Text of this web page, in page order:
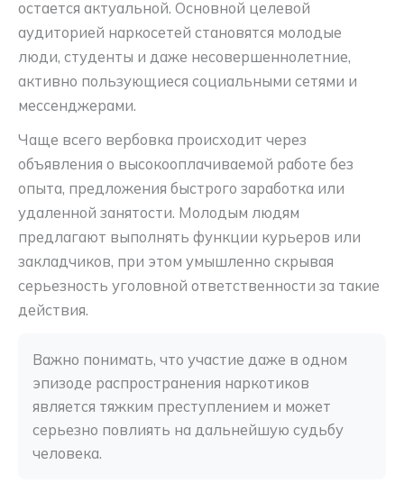
остается актуальной. Основной целевой
аудиторией наркосетей становятся молодые
люди, студенты и даже несовершеннолетние,
активно пользующиеся социальными сетями и
мессенджерами.
Чаще всего вербовка происходит через
объявления о высокооплачиваемой работе без
опыта, предложения быстрого заработка или
удаленной занятости. Молодым людям
предлагают выполнять функции курьеров или
закладчиков, при этом умышленно скрывая
серьезность уголовной ответственности за такие
действия.
Важно понимать, что участие даже в одном
эпизоде распространения наркотиков
является тяжким преступлением и может
серьезно повлиять на дальнейшую судьбу
человека.